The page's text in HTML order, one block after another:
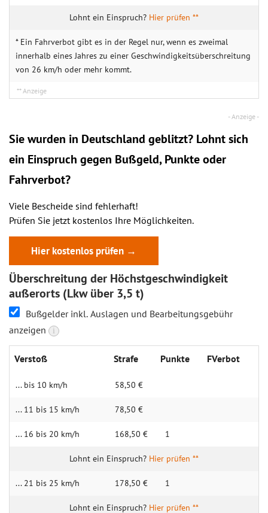
Hier prüfen **
* Ein Fahrverbot gibt es in der Regel nur, wenn es zweimal
innerhalb eines Jahres zu einer Geschwindigkeitsüberschreitung
von 26 km/h oder mehr kommt.
Sie wurden in Deutschland geblitzt? Lohnt sich
ein Einspruch gegen Bußgeld, Punkte oder
Fahrverbot?
Viele Bescheide sind fehlerhaft!
Prüfen Sie jetzt kostenlos Ihre Möglichkeiten.
Hier kostenlos prüfen →
Überschreitung der Höchstgeschwindigkeit
außerorts (Lkw über 3,5 t)
Bußgelder inkl. Auslagen und Bearbeitungsgebühr
anzeigen
i
Verstoß Strafe Punkte FVerbot
... bis 10 km/h 58,50 €
... 11 bis 15 km/h 78,50 €
... 16 bis 20 km/h 168,50 € 1
Hier prüfen **
... 21 bis 25 km/h 178,50 € 1
Hier prüfen **